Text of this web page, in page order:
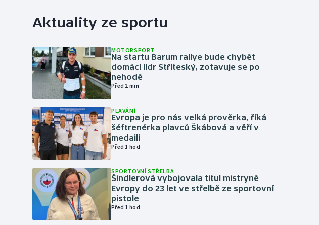
Aktuality ze sportu
MOTORSPORT
Na startu Barum rallye bude chybět
domácí lídr Stříteský, zotavuje se po
nehodě
Před 2 min
PLAVÁNÍ
Evropa je pro nás velká prověrka, říká
šéftrenérka plavců Škábová a věří v
medaili
Před 1 hod
SPORTOVNÍ STŘELBA
Šindlerová vybojovala titul mistryně
Evropy do 23 let ve střelbě ze sportovní
pistole
Před 1 hod